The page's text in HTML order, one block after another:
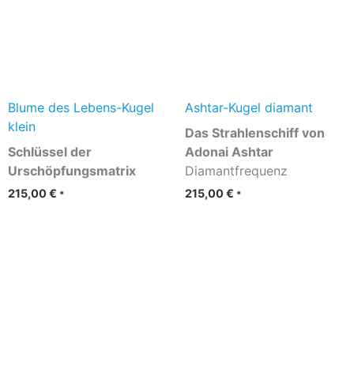
Blume des Lebens-Kugel
klein
Schlüssel der
Urschöpfungsmatrix
215,00€ *
Ashtar-Kugel diamant
Das Strahlenschiff von
Adonai Ashtar
Diamantfrequenz
215,00€ *